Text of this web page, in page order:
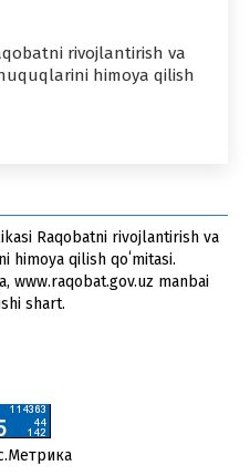
rivojlantirish va
himoya qilish
Raqobatni rivojlantirish va
qilish qoʻmitasi.
www.raqobat.gov.uz manbai
shart.